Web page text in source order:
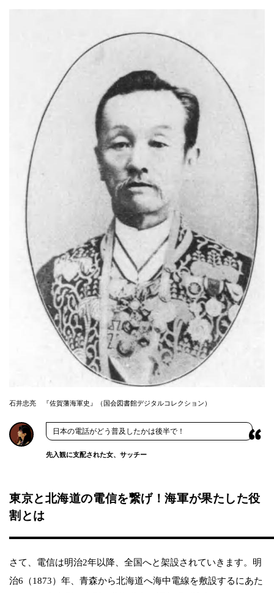
石井忠亮 『佐賀藩海軍史』（国会図書館デジタルコレクション）
日本の電話がどう普及したかは後半で！
先入観に支配された女、サッチー
東京と北海道の電信を繋げ！海軍が果たした役
割とは
さて、電信は明治2年以降、全国へと架設されていきます。明
治6（1873）年、青森から北海道へ海中電線を敷設するにあた